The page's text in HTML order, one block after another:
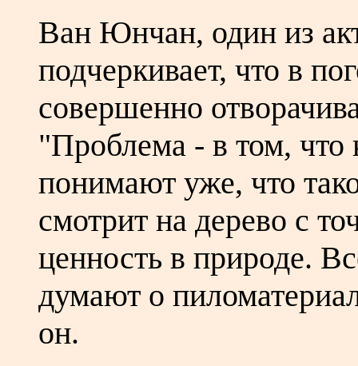
Ван Юнчан, один из
подчеркивает, что в
совершенно
"Проблема - в том, что
понимают уже, что
смотрит на дерево с
ценность в природе.
думают о
он.